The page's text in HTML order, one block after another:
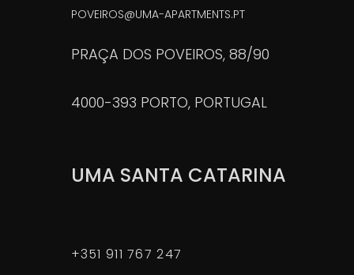
POVEIROS@UMA-APARTMENTS.PT
PRAÇA DOS POVEIROS, 88/90
4000-393 PORTO, PORTUGAL
UMA SANTA CATARINA
+351 911 767 247